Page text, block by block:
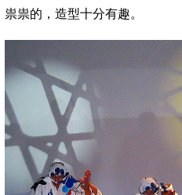
祟祟的，造型十分有趣。